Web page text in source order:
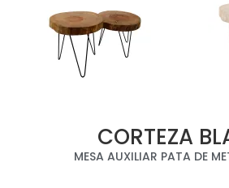
CORTEZA
MESA AUXILIAR PATA DE